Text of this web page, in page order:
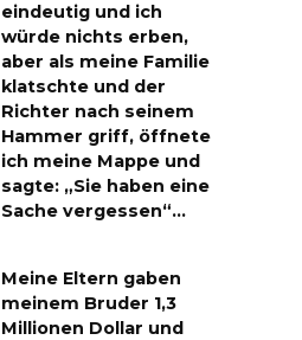
eindeutig und ich
würde nichts erben,
aber als meine Familie
klatschte und der
Richter nach seinem
Hammer griff, öffnete
ich meine Mappe und
sagte: „Sie haben eine
Sache vergessen“…
Meine Eltern gaben
meinem Bruder 1,3
Millionen Dollar und